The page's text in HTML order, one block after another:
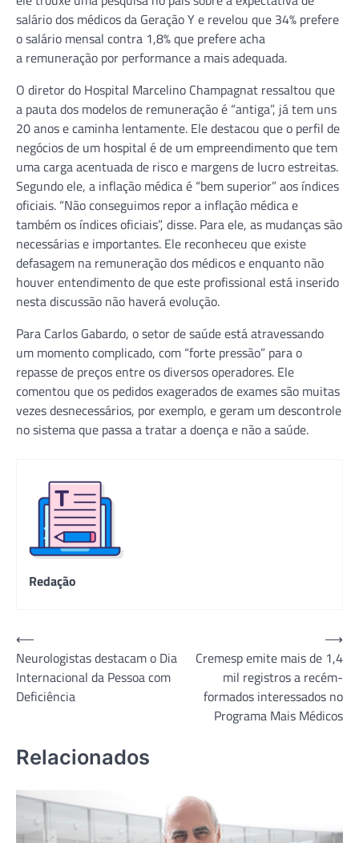
salário dos médicos da Geração Y e revelou que 34% prefere
o salário mensal contra 1,8% que prefere acha
a remuneração por performance a mais adequada.
O diretor do Hospital Marcelino Champagnat ressaltou que
a pauta dos modelos de remuneração é “antiga”, já tem uns
20 anos e caminha lentamente. Ele destacou que o perfil de
negócios de um hospital é de um empreendimento que tem
uma carga acentuada de risco e margens de lucro estreitas.
Segundo ele, a inflação médica é “bem superior” aos índices
oficiais. “Não conseguimos repor a inflação médica e
também os índices oficiais”, disse. Para ele, as mudanças são
necessárias e importantes. Ele reconheceu que existe
defasagem na remuneração dos médicos e enquanto não
houver entendimento de que este profissional está inserido
nesta discussão não haverá evolução.
Para Carlos Gabardo, o setor de saúde está atravessando
um momento complicado, com “forte pressão” para o
repasse de preços entre os diversos operadores. Ele
comentou que os pedidos exagerados de exames são muitas
vezes desnecessários, por exemplo, e geram um descontrole
no sistema que passa a tratar a doença e não a saúde.
Redação
Navegação
de
Post
⟵
Neurologistas destacam o Dia
Internacional da Pessoa com
Deficiência
Cremesp emite mais de 1,4
mil registros a recém-
formados interessados no
Programa Mais Médicos
⟶
Relacionados